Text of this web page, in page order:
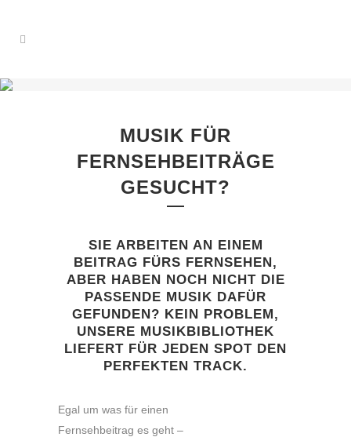
MUSIK FÜR
FERNSEHBEITRÄGE
GESUCHT?
SIE ARBEITEN AN EINEM
BEITRAG FÜRS FERNSEHEN,
ABER HABEN NOCH NICHT DIE
PASSENDE MUSIK DAFÜR
GEFUNDEN? KEIN PROBLEM,
UNSERE MUSIKBIBLIOTHEK
LIEFERT FÜR JEDEN SPOT DEN
PERFEKTEN TRACK.
Egal um was für einen
Fernsehbeitrag es geht –